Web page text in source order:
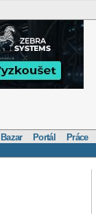
Bazar Portál Práce